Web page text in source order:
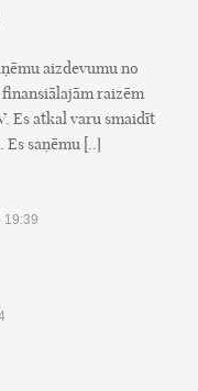
aizdevumu no
raizēm
Es atkal varu smaidīt
saņēmu [..]
19:39